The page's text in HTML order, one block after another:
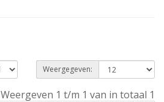
Weergegeven:
Weergeven 1 t/m 1 van in totaal 1